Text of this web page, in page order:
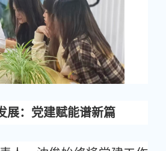
展：党建赋能谱新篇